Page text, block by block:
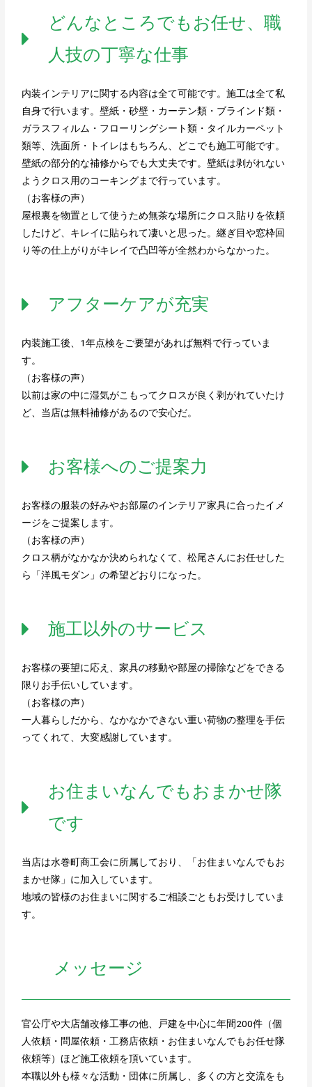
どんなところでもお任せ、職
人技の丁寧な仕事
内装インテリアに関する内容は全て可能です。施工は全て私
自身で行います。壁紙・砂壁・カーテン類・ブラインド類・
ガラスフィルム・フローリングシート類・タイルカーペット
類等、洗面所・トイレはもちろん、どこでも施工可能です。
壁紙の部分的な補修からでも大丈夫です。壁紙は剥がれない
ようクロス用のコーキングまで行っています。
（お客様の声）
屋根裏を物置として使うため無茶な場所にクロス貼りを依頼
したけど、キレイに貼られて凄いと思った。継ぎ目や窓枠回
り等の仕上がりがキレイで凸凹等が全然わからなかった。
アフターケアが充実
内装施工後、1年点検をご要望があれば無料で行っていま
す。
（お客様の声）
以前は家の中に湿気がこもってクロスが良く剥がれていたけ
ど、当店は無料補修があるので安心だ。
お客様へのご提案力
お客様の服装の好みやお部屋のインテリア家具に合ったイメ
ージをご提案します。
（お客様の声）
クロス柄がなかなか決められなくて、松尾さんにお任せした
ら「洋風モダン」の希望どおりになった。
施工以外のサービス
お客様の要望に応え、家具の移動や部屋の掃除などをできる
限りお手伝いしています。
（お客様の声）
一人暮らしだから、なかなかできない重い荷物の整理を手伝
ってくれて、大変感謝しています。
お住まいなんでもおまかせ隊
です
当店は水巻町商工会に所属しており、「お住まいなんでもお
まかせ隊」に加入しています。
地域の皆様のお住まいに関するご相談ごともお受けしていま
す。
メッセージ
官公庁や大店舗改修工事の他、戸建を中心に年間200件（個
人依頼・問屋依頼・工務店依頼・お住まいなんでもお任せ隊
依頼等）ほど施工依頼を頂いています。
本職以外も様々な活動・団体に所属し、多くの方と交流をも